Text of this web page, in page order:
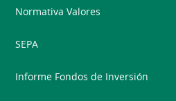
Normativa Valores
SEPA
Informe Fondos de Inversión